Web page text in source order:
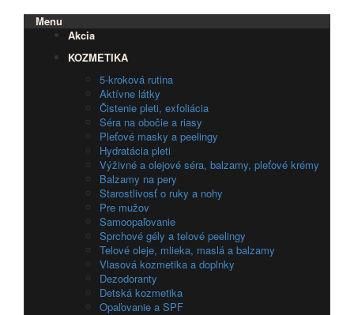
Menu
Akcia
KOZMETIKA
5-kroková rutina
Aktívne látky
Čistenie pleti, exfoliácia
Séra na obočie a riasy
Pleťové masky a peelingy
Hydratácia pleti
Výživné a olejové séra, balzamy, pleťové krémy
Balzamy na pery
Starostlivosť o ruky a nohy
Pre mužov
Samoopaľovanie
Sprchové gély a telové peelingy
Telové oleje, mlieka, maslá a balzamy
Vlasová kozmetika a doplnky
Dezodoranty
Detská kozmetika
Opaľovanie a SPF